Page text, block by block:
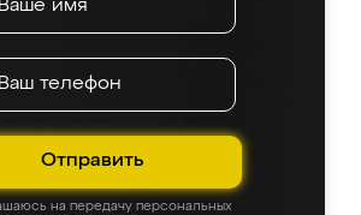
Отправить
на передачу персональных